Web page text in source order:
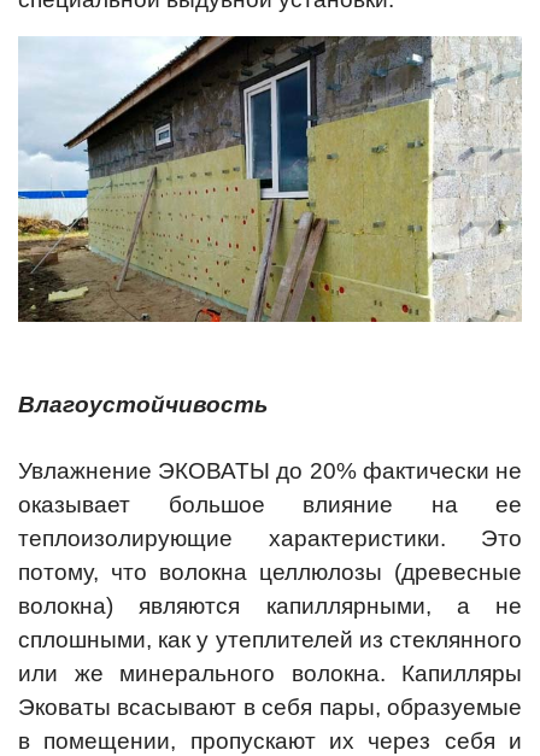
Влагоустойчивость
Увлажнение ЭКОВАТЫ до 20% фактически не
оказывает большое влияние на ее
теплоизолирующие характеристики. Это
потому, что волокна целлюлозы (древесные
волокна) являются капиллярными, а не
сплошными, как у утеплителей из стеклянного
или же минерального волокна. Капилляры
Эковаты всасывают в себя пары, образуемые
в помещении, пропускают их через себя и